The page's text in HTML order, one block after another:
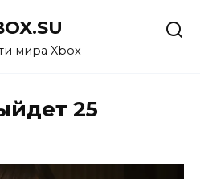
мира Xbox
25